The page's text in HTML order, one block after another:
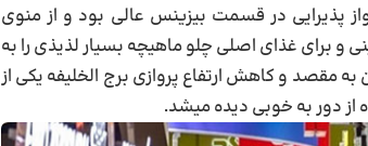
پذیرایی در قسمت بیزینس عالی بود و از منوی
و برای غذای اصلی چلو ماهیچه بسیار لذیذی را به
مقصد و کاهش ارتفاع پروازی برج الخلیفه یکی از
دور به خوبی دیده میشد.